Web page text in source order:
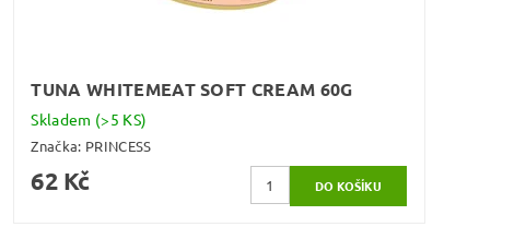
TUNA WHITEMEAT SOFT CREAM 60G
Skladem (>5 KS)
Značka: PRINCESS
62 Kč